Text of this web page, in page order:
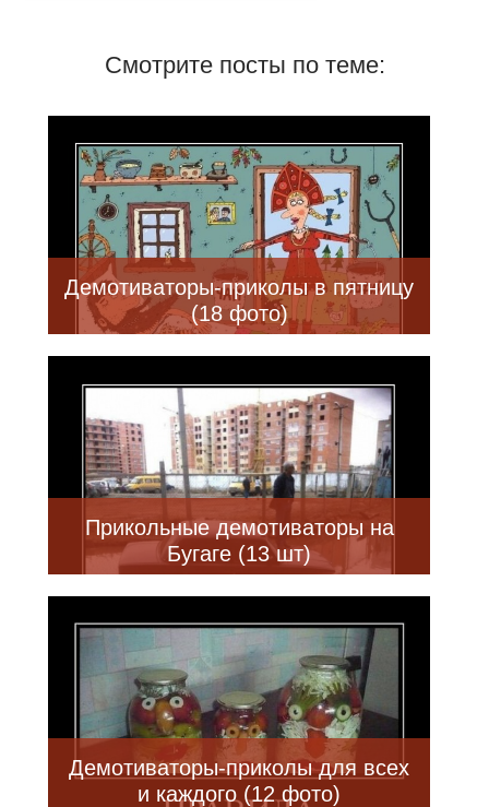
Смотрите посты по теме:
Демотиваторы-приколы в пятницу
(18 фото)
Прикольные демотиваторы на
Бугаге (13 шт)
Демотиваторы-приколы для всех
и каждого (12 фото)